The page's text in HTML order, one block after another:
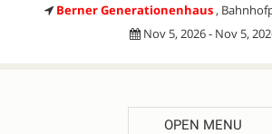
Berner Generationenhaus ,
Nov 5, 2026 - Nov 5,
OPEN MENU